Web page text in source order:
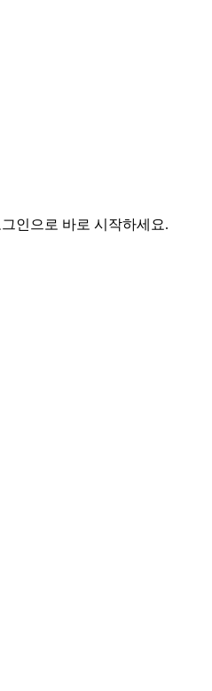
인으로 바로 시작하세요.